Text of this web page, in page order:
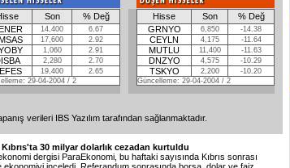
Son % Değ
14,400 6.67
17,600 2.92
1,060 2.91
2,280 2.70
19,400
2.65
29-04-2004 / 2
Hisse Son
% Değ
GRNYO
6,850 -14.38
CEYLN 4,175 -11.64
MUTLU 11,400 -11.63
DNZYO 4,575 -10.29
TSKYO 2,200
-10.20
Güncelleme: 29-04-2004 / 2
verileri IBS Yazılım tarafından sağlanmaktadır.
30 milyar dolarlık cezadan kurtuldu
dergisi ParaEkonomi, bu haftaki sayısında Kıbrıs sonrası